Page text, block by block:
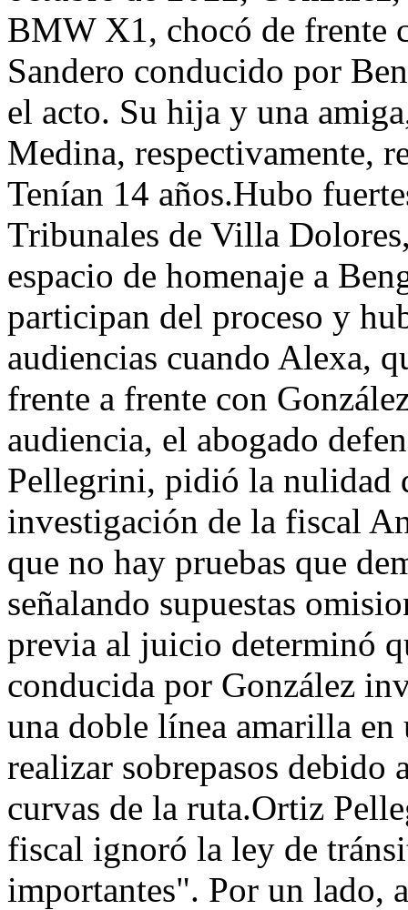
BMW X1, chocó de frente
Sandero conducido por
el acto. Su hija y una
Medina, respectivamente,
Tenían 14 años.Hubo
Tribunales de Villa
espacio de homenaje a
participan del proceso y
audiencias cuando Alexa,
frente a frente con
audiencia, el abogado
Pellegrini, pidió la nulidad
investigación de la fiscal
que no hay pruebas que
señalando supuestas
previa al juicio determinó
conducida por González
una doble línea amarilla
realizar sobrepasos debido
curvas de la ruta.Ortiz
fiscal ignoró la ley de
importantes". Por un lado,